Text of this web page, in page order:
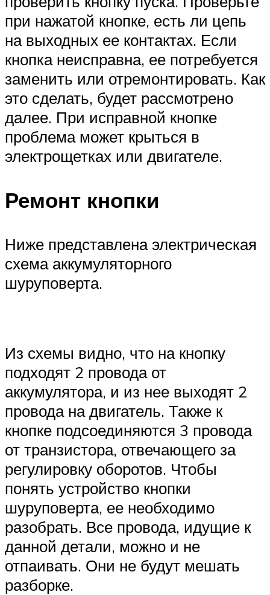
при нажатой кнопке, есть ли цепь
на выходных ее контактах. Если
кнопка неисправна, ее потребуется
заменить или отремонтировать. Как
это сделать, будет рассмотрено
далее. При исправной кнопке
проблема может крыться в
электрощетках или двигателе.
Ремонт кнопки
Ниже представлена электрическая
схема аккумуляторного
шуруповерта.
Из схемы видно, что на кнопку
подходят 2 провода от
аккумулятора, и из нее выходят 2
провода на двигатель. Также к
кнопке подсоединяются 3 провода
от транзистора, отвечающего за
регулировку оборотов. Чтобы
понять устройство кнопки
шуруповерта, ее необходимо
разобрать. Все провода, идущие к
данной детали, можно и не
отпаивать. Они не будут мешать
разборке.